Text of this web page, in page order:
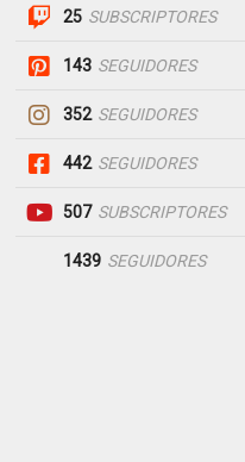
25 SUBSCRIPTORES
143 SEGUIDORES
352 SEGUIDORES
442 SEGUIDORES
507 SUBSCRIPTORES
1439 SEGUIDORES